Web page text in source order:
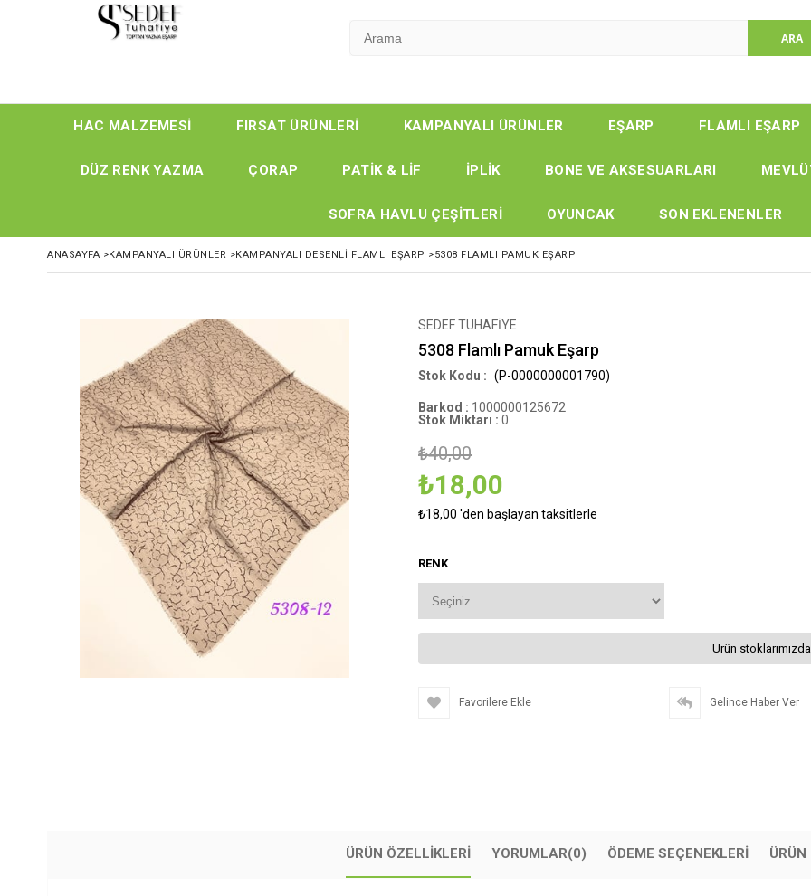
HAC MALZEMESİ FIRSAT ÜRÜNLERİ KAMPANYALI ÜRÜNLER EŞARP FLAMLI EŞARP
DÜZ RENK YAZMA ÇORAP PATİK & LİF İPLİK BONE VE AKSESUARLARI
SOFRA HAVLU ÇEŞİTLERİ OYUNCAK SON EKLENENLER
ANASAYFA >KAMPANYALI ÜRÜNLER >KAMPANYALI DESENLİ FLAMLI EŞARP >5308 FLAMLI PAMUK EŞARP
SEDEF TUHAFİYE
5308 Flamlı Pamuk Eşarp
(P-0000000001790)
Barkod : 1000000125672
Stok Miktarı : 0
₺40,00
₺18,00
₺18,00 'den başlayan taksitlerle
RENK
Ürün
Favorilere Ekle Gelince Haber Ver
ÜRÜN ÖZELLIKLERI YORUMLAR(0) ÖDEME SEÇENEKLERI ÜRÜN